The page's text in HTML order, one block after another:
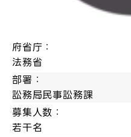
府省庁：
法務省
部署：
訟務局民事訟務課
募集人数：
若干名